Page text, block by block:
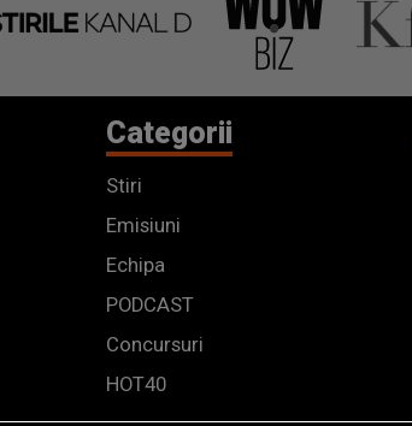
Categorii
Stiri
Emisiuni
Echipa
PODCAST
Concursuri
HOT40